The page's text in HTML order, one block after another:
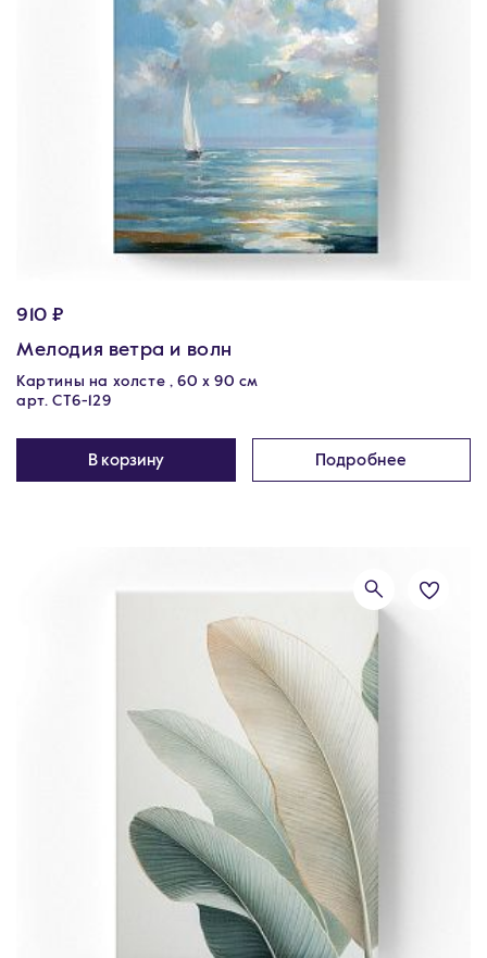
910 ₽
Мелодия ветра и волн
Картины на холсте , 60 х 90 см
арт. CT6-129
В корзину Подробнее